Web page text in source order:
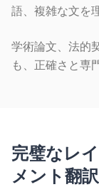
語、複雑な文を
学術論文、法的
も、正確さと専
完璧なレ
メント翻